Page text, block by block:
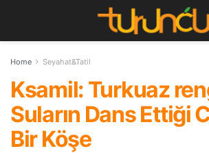
Home Seyahat&Tatil
Ksamil: Turkuaz
Suların Dans Ettiği
Bir Köşe